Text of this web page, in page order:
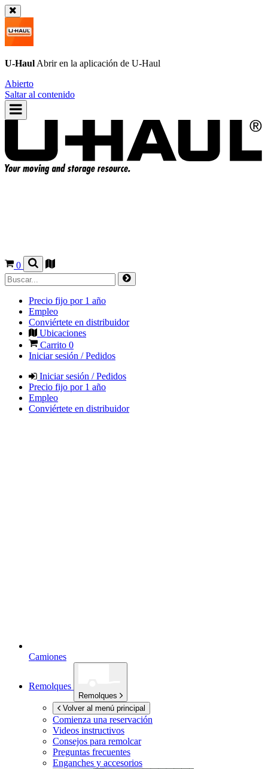
U-Haul Abrir en la aplicación de U-Haul
Abierto
Saltar al contenido
0
Precio fijo por 1 año
Empleo
Conviértete en distribuidor
Ubicaciones
Carrito 0
Iniciar sesión / Pedidos
Iniciar sesión / Pedidos
Precio fijo por 1 año
Empleo
Conviértete en distribuidor
Camiones
Remolques
Remolques
Volver al menú principal
Comienza una reservación
Videos instructivos
Consejos para remolcar
Preguntas frecuentes
Enganches y accesorios